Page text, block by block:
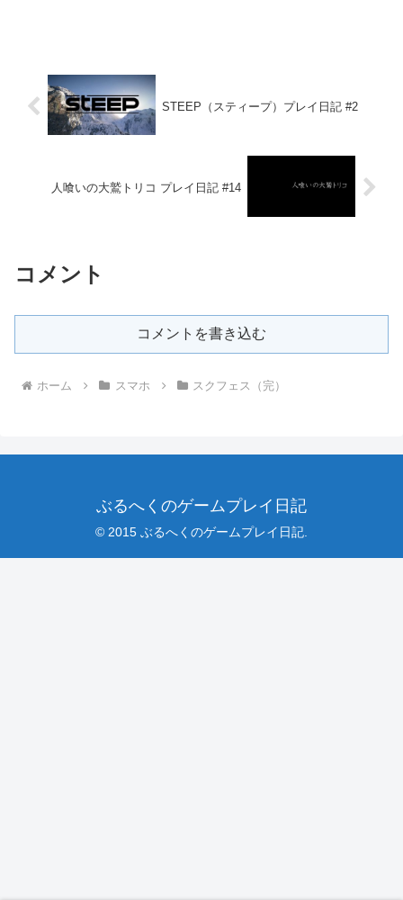
STEEP（スティープ）プレイ日記 #2
人喰いの大鷲トリコ プレイ日記 #14
コメント
コメントを書き込む
ホーム スマホ スクフェス（完）
ぶるへくのゲームプレイ日記
© 2015 ぶるへくのゲームプレイ日記.